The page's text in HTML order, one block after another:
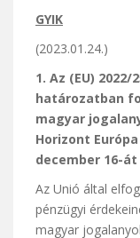
GYIK
(2023.01.24.)
1. Az (EU)
határozatban
magyar
Horizont
december 16-
Az Unió által
pénzügyi
magyar